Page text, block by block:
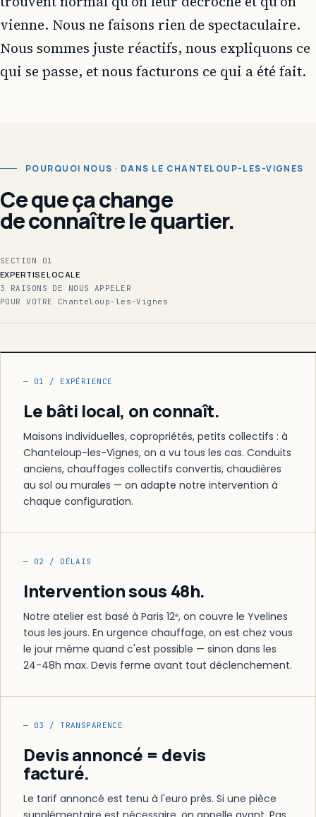
vienne. Nous ne faisons rien de spectaculaire.
Nous sommes juste réactifs, nous expliquons ce
qui se passe, et nous facturons ce qui a été fait.
POURQUOI NOUS · DANS LE CHANTELOUP-LES-VIGNES
Ce que ça change
de connaître le quartier.
SECTION 01
EXPERTISE LOCALE
3 RAISONS DE NOUS APPELER
POUR VOTRE Chanteloup-les-Vignes
— 01 / EXPÉRIENCE
Le bâti local, on connaît.
Maisons individuelles, copropriétés, petits collectifs : à
Chanteloup-les-Vignes, on a vu tous les cas. Conduits
anciens, chauffages collectifs convertis, chaudières
au sol ou murales — on adapte notre intervention à
chaque configuration.
— 02 / DÉLAIS
Intervention sous 48h.
Notre atelier est basé à Paris 12ᵉ, on couvre le Yvelines
tous les jours. En urgence chauffage, on est chez vous
le jour même quand c'est possible — sinon dans les
24-48h max. Devis ferme avant tout déclenchement.
— 03 / TRANSPARENCE
Devis annoncé = devis
facturé.
Le tarif annoncé est tenu à l'euro près. Si une pièce